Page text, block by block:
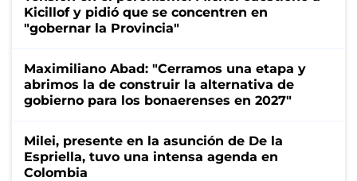
Kicillof y pidió que se concentren en
"gobernar la Provincia"
Maximiliano Abad: "Cerramos una etapa y
abrimos la de construir la alternativa de
gobierno para los bonaerenses en 2027"
Milei, presente en la asunción de De la
Espriella, tuvo una intensa agenda en
Colombia